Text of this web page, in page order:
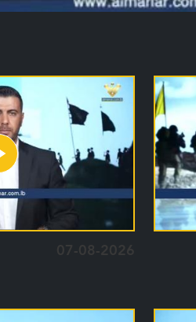
07-08-2026